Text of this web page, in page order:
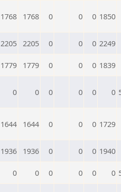
1768 1768 0 0 0 1850
2205 2205 0 0 0 2249
1779 1779 0 0 0 1839
0 0 0 0 0 0
1644 1644 0 0 0 1729
1936 1936 0 0 0 1940
0 0 0 0 0 0